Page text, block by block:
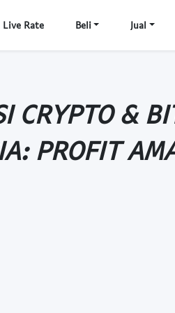
Live Rate Beli Jual
CRYPTO &
PROFIT